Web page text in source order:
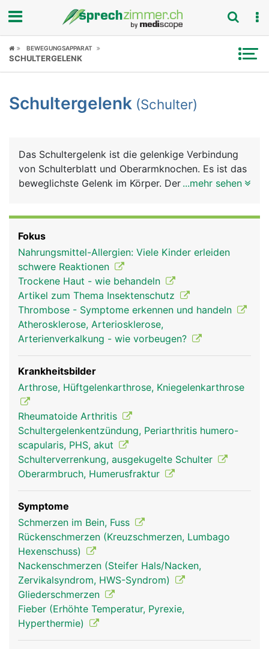
Fokus
Symptome
News
Rubriken
BEWEGUNGSAPPARAT
SCHULTERGELENK
Schultergelenk (Schulter)
Das Schultergelenk ist die gelenkige Verbindung
von Schulterblatt und Oberarmknochen. Es ist das
beweglichste Gelenk im Körper. Der besonders
der flachen Gelenkpfanne des Schulterblattes
bewegt. Damit die Knochen nicht aufeinander
reiben, sind sie mit Gelenkknorpel bezogen und in
Gelenkschmiere eingebettet. Um das sehr
bewegliche Schultergelenk stabil zu halten, wird
es von einer komplexen Struktur aus
Gelenkkapsel, Schleimbeuteln, Bändern sowie vier
kleinere Muskeln und deren Sehnen (sogenannte
Rotatorenmanschette) und dem grossen
Schultermuskel (Deltoideus) umgeben. Die
Bewegung des Armes wird durch das
Zusammenspiel von Gelenk, Bändern und Muskeln
ermöglicht.
Frau
Mann
...mehr sehen
Fokus
Nahrungsmittel-Allergien: Viele Kinder erleiden
schwere Reaktionen
Trockene Haut - wie behandeln
Artikel zum Thema Insektenschutz
Thrombose - Symptome erkennen und handeln
Atherosklerose, Arteriosklerose,
Arterienverkalkung - wie vorbeugen?
Krankheitsbilder
Arthrose, Hüftgelenkarthrose, Kniegelenkarthrose
Rheumatoide Arthritis
Schultergelenkentzündung, Periarthritis humero-
scapularis, PHS, akut
Schulterverrenkung, ausgekugelte Schulter
Oberarmbruch, Humerusfraktur
Symptome
Schmerzen im Bein, Fuss
Rückenschmerzen (Kreuzschmerzen, Lumbago
Hexenschuss)
Nackenschmerzen (Steifer Hals/Nacken,
Zervikalsyndrom, HWS-Syndrom)
Gliederschmerzen
Fieber (Erhöhte Temperatur, Pyrexie,
Hyperthermie)